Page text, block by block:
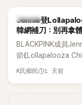
K-POP
Jennie登
韓網補刀：別再拿
BLACKPINK成員
節《Lollapalooza
節Headliner（壓軸
K氏鄉民 1 天前